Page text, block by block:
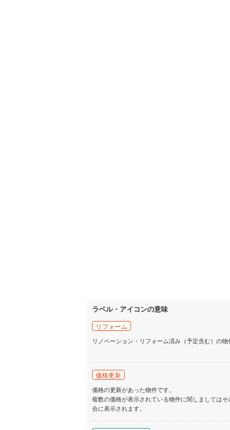
ラベル・アイコンの意味
リフォーム
リノベーション・リフォーム済み（予定含む）の物
価格更新
価格の更新があった物件です。
複数の価格が表示されている物件に関しましては
合に表示されます。